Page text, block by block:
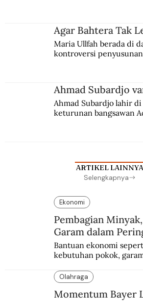
Agar Bahtera Tak
Maria Ullfah berada di
kontroversi
Ahmad Subardjo
Ahmad Subardjo lahir
keturunan bangsawan
ARTIKEL LAINNYA
Selengkapnya
Ekonomi
Pembagian
Garam dalam
Bantuan ekonomi
kebutuhan pokok,
peringatan Hari Ibu.
Olahraga
Momentum Bayer